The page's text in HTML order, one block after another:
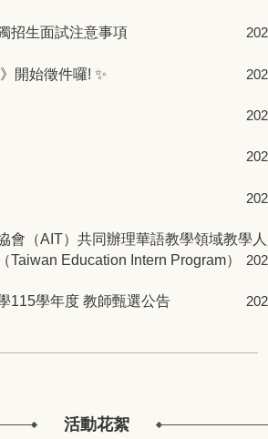
招生面試注意事項
開始徵件囉! ✨
會（AIT）共同辦理華語教學領域教學
Taiwan Education Intern Program）
115學年度 教師甄選公告
活動花絮